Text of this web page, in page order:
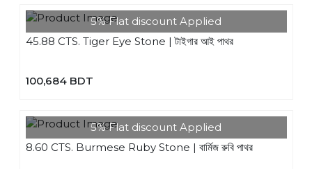
5% Flat discount Applied
45.88 CTS. Tiger Eye Stone | টাইগার আই পাথর
100,684 BDT
5% Flat discount Applied
8.60 CTS. Burmese Ruby Stone | বার্মিজ রুবি পাথর